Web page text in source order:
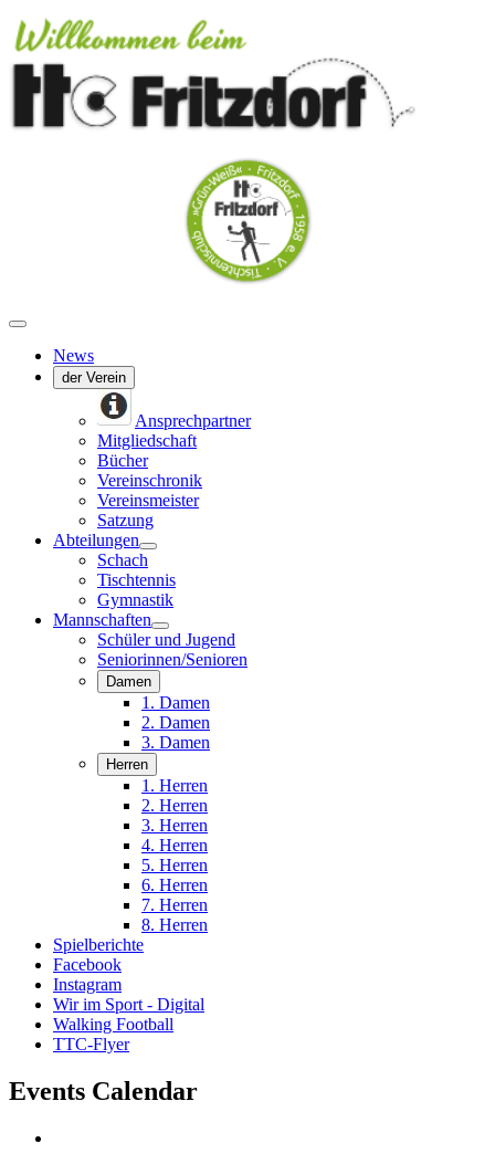
News
der Verein
Ansprechpartner
Mitgliedschaft
Bücher
Vereinschronik
Vereinsmeister
Satzung
Abteilungen
Schach
Tischtennis
Gymnastik
Mannschaften
Schüler und Jugend
Seniorinnen/Senioren
Damen
1. Damen
2. Damen
3. Damen
Herren
1. Herren
2. Herren
3. Herren
4. Herren
5. Herren
6. Herren
7. Herren
8. Herren
Spielberichte
Facebook
Instagram
Wir im Sport - Digital
Walking Football
TTC-Flyer
Events Calendar